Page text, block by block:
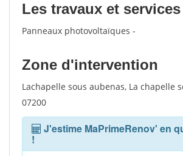
Les travaux et services
Panneaux photovoltaïques -
Zone d'intervention
Lachapelle sous aubenas, La chapelle
07200